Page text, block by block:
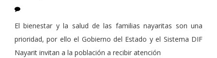
El bienestar y la salud de las familias nayaritas son una
prioridad, por ello el Gobierno del Estado y el Sistema DIF
Nayarit invitan a la población a recibir atención